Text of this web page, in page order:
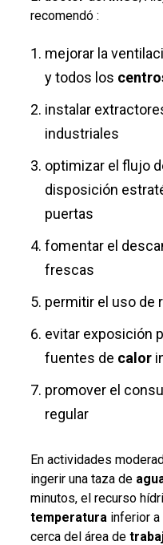
recomendó :
mejorar la
y todos los
instalar
industriales
optimizar el flujo
disposición
puertas
fomentar el
frescas
permitir el uso de
evitar exposición
fuentes de calor
promover el
regular
En actividades
ingerir una taza de
minutos, el recurso
temperaturainferior a
cerca del área de